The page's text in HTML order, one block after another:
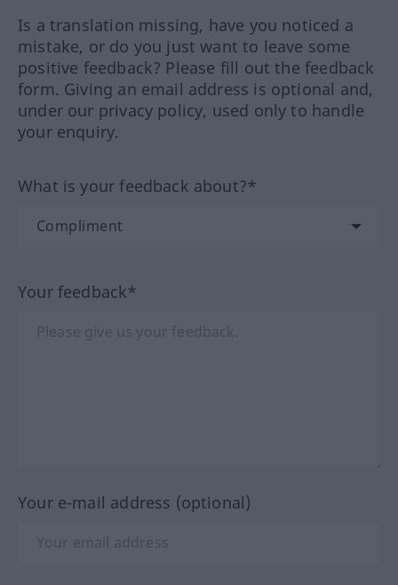
Is a translation missing, have you noticed a
mistake, or do you just want to leave some
positive feedback? Please fill out the feedback
form. Giving an email address is optional and,
under our privacy policy, used only to handle
your enquiry.
What is your feedback about?*
Your feedback*
Your e-mail address (optional)